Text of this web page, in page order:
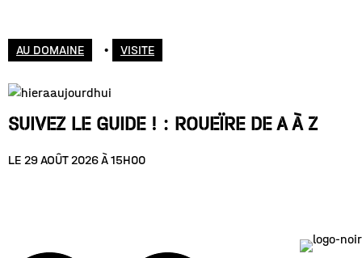
AU DOMAINE • VISITE
SUIVEZ LE GUIDE ! : ROUEÏRE DE A À Z
LE 29 AOÛT 2026 À 15H00